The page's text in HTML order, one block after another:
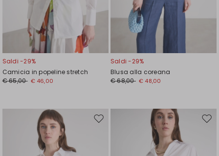
Saldi -29%
Camicia in popeline stretch
€ 65,00 € 46,00
Saldi -29%
Blusa alla coreana
€ 68,00 € 48,00
Sposta